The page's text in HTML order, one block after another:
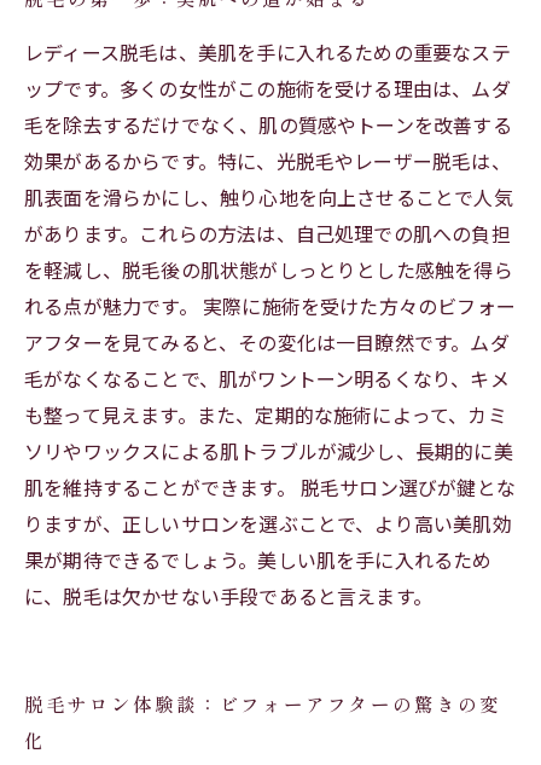
自己処理との違い：プロの手による美肌への近
道
脱毛サロン選びのポイント：美肌効果を最大限
に引き出す方法
美しい肌を手に入れた女性たちの声：脱毛で変
わった私
レディース脱毛は、美肌を手に入れるための重要なステ
ップです。多くの女性がこの施術を受ける理由は、ムダ
毛を除去するだけでなく、肌の質感やトーンを改善する
効果があるからです。特に、光脱毛やレーザー脱毛は、
肌表面を滑らかにし、触り心地を向上させることで人気
があります。これらの方法は、自己処理での肌への負担
を軽減し、脱毛後の肌状態がしっとりとした感触を得ら
れる点が魅力です。 実際に施術を受けた方々のビフォー
アフターを見てみると、その変化は一目瞭然です。ムダ
毛がなくなることで、肌がワントーン明るくなり、キメ
も整って見えます。また、定期的な施術によって、カミ
ソリやワックスによる肌トラブルが減少し、長期的に美
肌を維持することができます。 脱毛サロン選びが鍵とな
りますが、正しいサロンを選ぶことで、より高い美肌効
果が期待できるでしょう。美しい肌を手に入れるため
に、脱毛は欠かせない手段であると言えます。
脱毛サロン体験談：ビフォーアフターの驚きの変
化